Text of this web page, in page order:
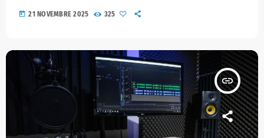
today 21 NOVEMBRE 2025 325
insert_link